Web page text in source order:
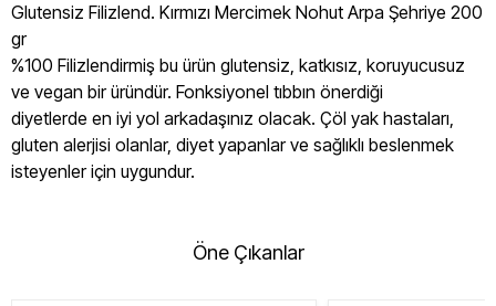
Glutensiz Filizlend. Kırmızı Mercimek Nohut Arpa Şehriye 200
gr
%100 Filizlendirmiş bu ürün glutensiz, katkısız, koruyucusuz
ve vegan bir üründür. Fonksiyonel tıbbın önerdiği
diyetlerde en iyi yol arkadaşınız olacak. Çöl yak hastaları,
gluten alerjisi olanlar, diyet yapanlar ve sağlıklı beslenmek
isteyenler için uygundur.
Öne Çıkanlar